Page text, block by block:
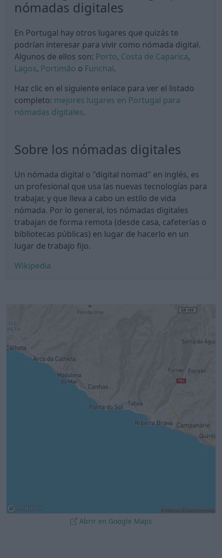
nómadas digitales
En Portugal hay otros lugares que quizás te
podrían interesar para vivir como nómada digital.
Algunos de ellos son: Porto, Costa de Caparica,
Lagos, Portimão o Funchal.
Haz clic en el siguiente enlace para ver el listado
completo: mejores lugares en Portugal para
nómadas digitales.
Sobre los nómadas digitales
Un nómada digital o "digital nomad" en inglés, es
un profesional que usa las nuevas tecnologías para
trabajar, y que lleva a cabo un estilo de vida
nómada. Por lo general, los nómadas digitales
trabajan de forma remota (desde casa, cafeterías o
bibliotecas públicas) en lugar de hacerlo en un
lugar de trabajo fijo.
Wikipedia
Abrir en Google Maps